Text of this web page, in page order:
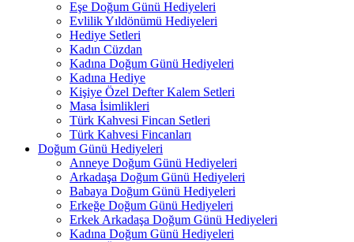
Eşe Doğum Günü Hediyeleri
Evlilik Yıldönümü Hediyeleri
Hediye Setleri
Kadın Cüzdan
Kadına Doğum Günü Hediyeleri
Kadına Hediye
Kişiye Özel Defter Kalem Setleri
Masa İsimlikleri
Türk Kahvesi Fincan Setleri
Türk Kahvesi Fincanları
Doğum Günü Hediyeleri
Anneye Doğum Günü Hediyeleri
Arkadaşa Doğum Günü Hediyeleri
Babaya Doğum Günü Hediyeleri
Erkeğe Doğum Günü Hediyeleri
Erkek Arkadaşa Doğum Günü Hediyeleri
Kadına Doğum Günü Hediyeleri